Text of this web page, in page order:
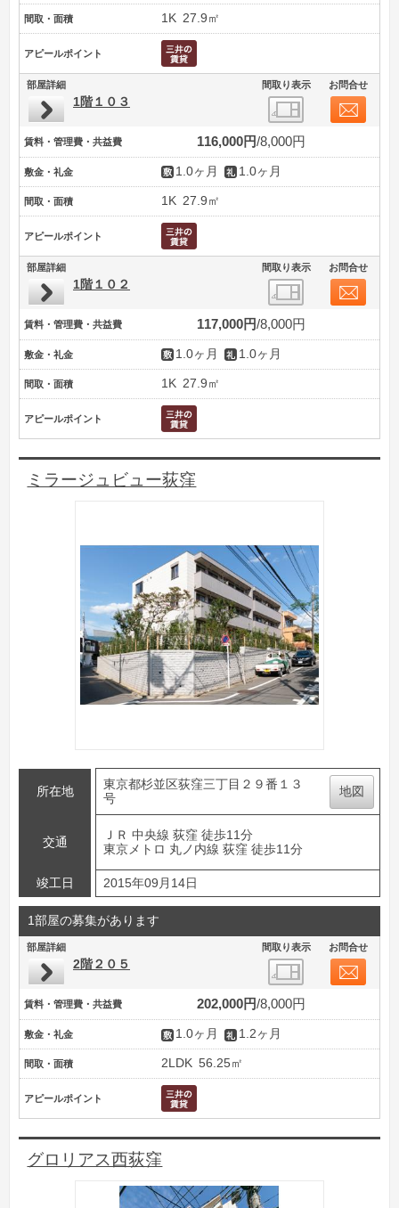
間取・面積 1K 27.9㎡
アピールポイント
部屋詳細 間取り表示 お問合せ
1階１０３
賃料・管理費・共益費 116,000円 8,000円
敷金・礼金 1.0ヶ月 1.0ヶ月
間取・面積 1K 27.9㎡
アピールポイント
部屋詳細 間取り表示 お問合せ
1階１０２
賃料・管理費・共益費 117,000円 8,000円
敷金・礼金 1.0ヶ月 1.0ヶ月
間取・面積 1K 27.9㎡
アピールポイント
ミラージュビュー荻窪
所在地
東京都杉並区荻窪三丁目２９番１３
号
地図
交通
ＪＲ 中央線 荻窪 徒歩11分
東京メトロ 丸ノ内線 荻窪 徒歩11分
竣工日 2015年09月14日
1部屋の募集があります
部屋詳細 間取り表示 お問合せ
2階２０５
賃料・管理費・共益費 202,000円 8,000円
敷金・礼金 1.0ヶ月 1.2ヶ月
間取・面積 2LDK 56.25㎡
アピールポイント
グロリアス西荻窪